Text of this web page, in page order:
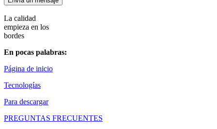
La calidad
empieza en los
bordes
En pocas palabras:
Página de inicio
Tecnologías
Para descargar
PREGUNTAS FRECUENTES